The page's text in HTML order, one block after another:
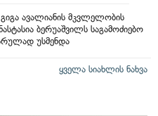
ავალიანის მკვლელობის
ბერუაშვილს საგამოძიებო
უსმენდა
ყველა სიახლის ნახვა